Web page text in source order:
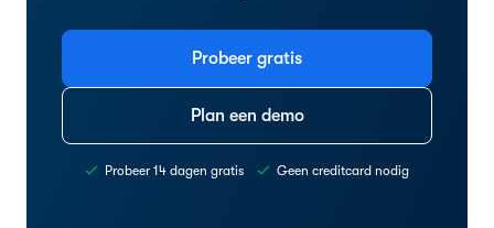
Probeer gratis
Plan een demo
Probeer 14 dagen gratis Geen creditcard nodig